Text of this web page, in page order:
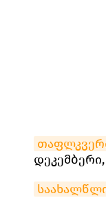
დეკემბერი,